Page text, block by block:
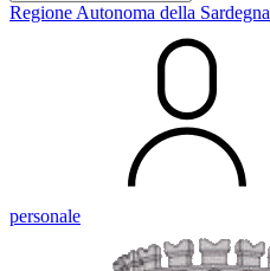
Regione Autonoma della Sardegna
personale